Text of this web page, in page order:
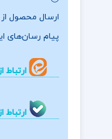
ارسال محصول
پیام رسان‌های
ارتباط
ارتباط